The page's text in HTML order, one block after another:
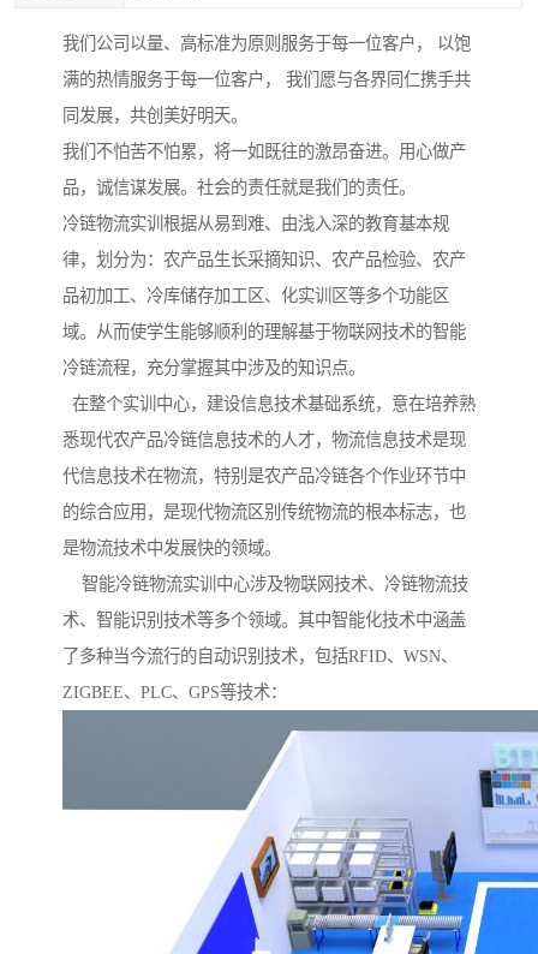
我们公司以量、高标准为原则服务于每一位客户， 以饱
满的热情服务于每一位客户， 我们愿与各界同仁携手共
同发展，共创美好明天。
我们不怕苦不怕累，将一如既往的激昂奋进。用心做产
品，诚信谋发展。社会的责任就是我们的责任。
冷链物流实训根据从易到难、由浅入深的教育基本规
律，划分为：农产品生长采摘知识、农产品检验、农产
品初加工、冷库储存加工区、化实训区等多个功能区
域。从而使学生能够顺利的理解基于物联网技术的智能
冷链流程，充分掌握其中涉及的知识点。
在整个实训中心，建设信息技术基础系统，意在培养熟
悉现代农产品冷链信息技术的人才，物流信息技术是现
代信息技术在物流，特别是农产品冷链各个作业环节中
的综合应用，是现代物流区别传统物流的根本标志，也
是物流技术中发展快的领域。
智能冷链物流实训中心涉及物联网技术、冷链物流技
术、智能识别技术等多个领域。其中智能化技术中涵盖
了多种当今流行的自动识别技术，包括RFID、WSN、
ZIGBEE、PLC、GPS等技术：